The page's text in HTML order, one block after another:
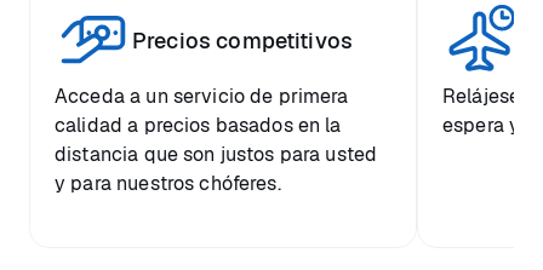
Precios competitivos
Acceda a un servicio de primera
calidad a precios basados en la
distancia que son justos para usted
y para nuestros chóferes.
Relájese
espera y